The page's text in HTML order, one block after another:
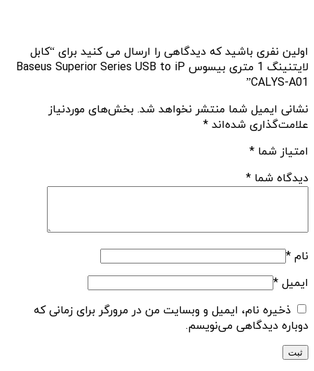
اولین نفری باشید که دیدگاهی را ارسال می کنید برای “کابل
لایتنینگ 1 متری بیسوس Baseus Superior Series USB to iP
CALYS-A01”
نشانی ایمیل شما منتشر نخواهد شد. بخش‌های موردنیاز
علامت‌گذاری شده‌اند *
امتیاز شما *
دیدگاه شما *
نام *
ایمیل *
ذخیره نام، ایمیل و وبسایت من در مرورگر برای زمانی که
دوباره دیدگاهی می‌نویسم.